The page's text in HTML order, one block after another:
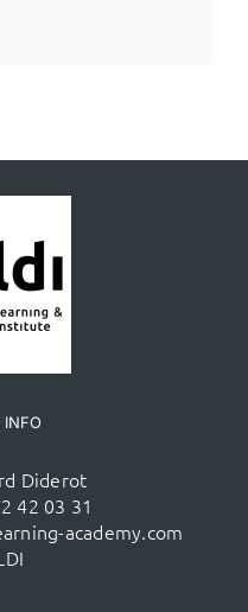
Diderot
42 03 31
academy.com